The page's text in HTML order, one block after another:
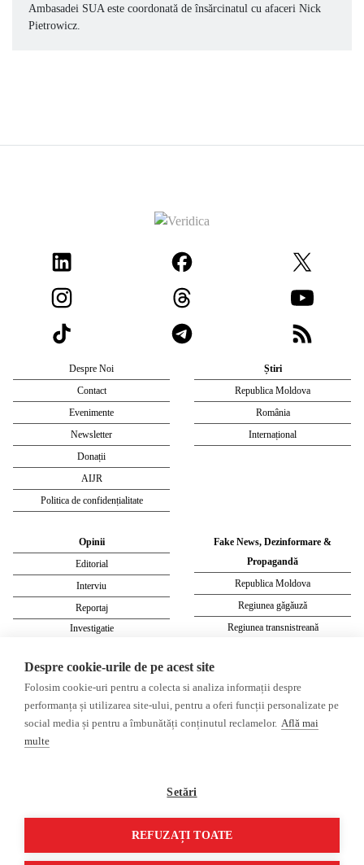
Ambasadei SUA este coordonată de însărcinatul cu afaceri Nick
Pietrowicz.
Despre Noi
Contact
Evenimente
Newsletter
Donații
AIJR
Politica de confidențialitate
Știri
Republica Moldova
România
Internațional
Opinii
Editorial
Interviu
Reportaj
Investigatie
Fake News, Dezinformare &
Propagandă
Republica Moldova
Regiunea găgăuză
Regiunea transnistreană
Monitor media
Presa rusă independentă
Presa rusa pro-Kremlin
Multimedia
Podcast
rezervate. Veridica™ este o publicație a
Asociației Alianța Internațională a
Despre cookie-urile de pe acest site
Folosim cookie-uri pentru a colecta si analiza informații despre
performanța și utilizarea site-ului, pentru a oferi funcții personalizate pe
social media și pentru a îmbunătăți conținutul reclamelor. Află mai
multe
Setări
REFUZAȚI TOATE